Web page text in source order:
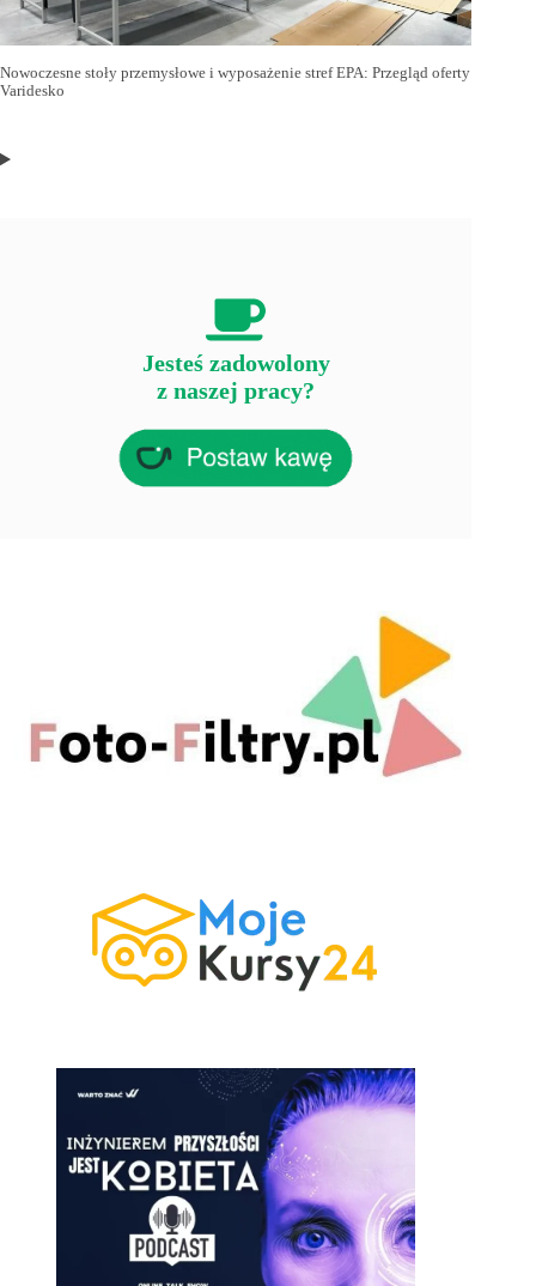
Nowoczesne stoły przemysłowe i wyposażenie stref EPA: Przegląd oferty
Varidesko
Jesteś zadowolony
z naszej pracy?